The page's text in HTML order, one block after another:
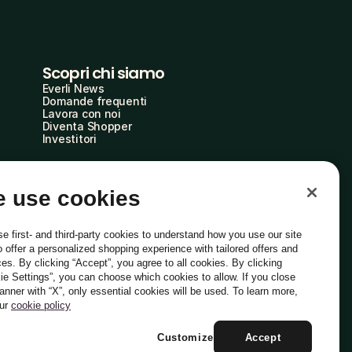
Scopri chi siamo
Everli News
Domande frequenti
Lavora con noi
Diventa Shopper
Investitori
Italiano
use cookies
first- and third-party cookies to understand how you use our site
offer a personalized shopping experience with tailored offers and
By clicking “Accept”, you agree to all cookies. By clicking
Settings”, you can choose which cookies to allow. If you close
with “X”, only essential cookies will be used. To learn more,
cookie policy
Accept
Customize